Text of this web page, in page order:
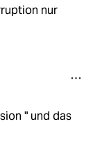
nur
" und das